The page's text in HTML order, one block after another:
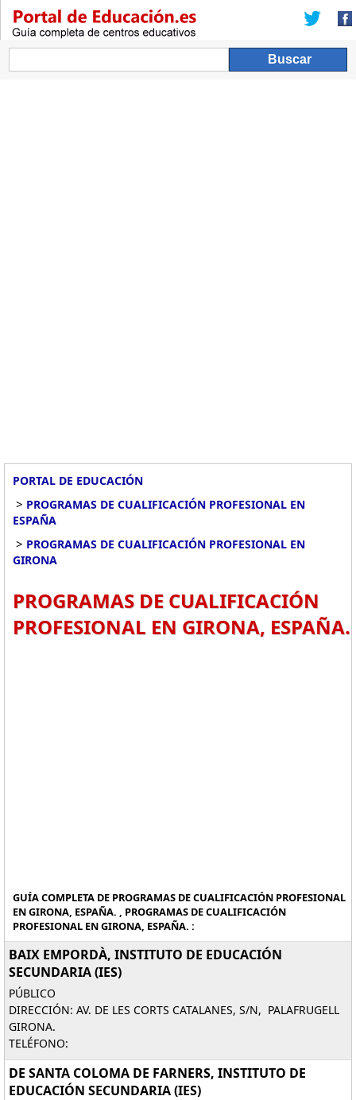
PORTAL DE EDUCACIÓN
> PROGRAMAS DE CUALIFICACIÓN PROFESIONAL EN
ESPAÑA
> PROGRAMAS DE CUALIFICACIÓN PROFESIONAL EN
GIRONA
PROGRAMAS DE CUALIFICACIÓN
PROFESIONAL EN GIRONA, ESPAÑA.
GUÍA COMPLETA DE PROGRAMAS DE CUALIFICACIÓN PROFESIONAL
EN GIRONA, ESPAÑA. , PROGRAMAS DE CUALIFICACIÓN
PROFESIONAL EN GIRONA, ESPAÑA. :
BAIX EMPORDÀ, INSTITUTO DE EDUCACIÓN
SECUNDARIA (IES)
PÚBLICO
DIRECCIÓN: AV. DE LES CORTS CATALANES, S/N, PALAFRUGELL
GIRONA.
TELÉFONO:
DE SANTA COLOMA DE FARNERS, INSTITUTO DE
EDUCACIÓN SECUNDARIA (IES)